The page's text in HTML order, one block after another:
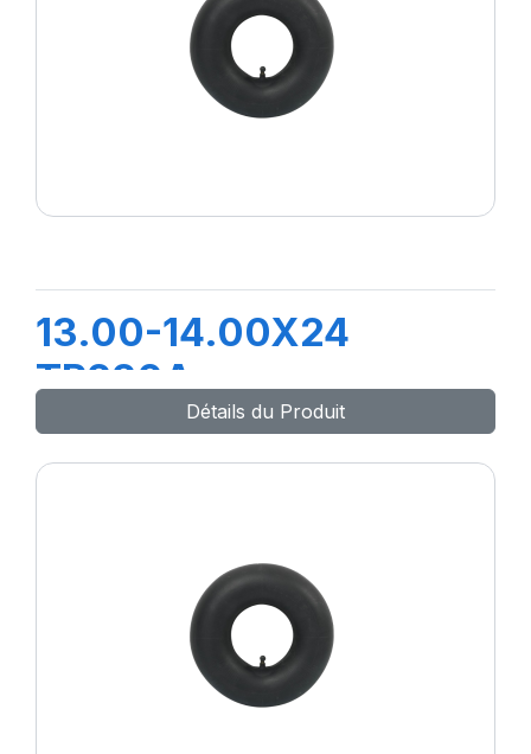
13.00-14.00X24
TR220A
Détails du Produit